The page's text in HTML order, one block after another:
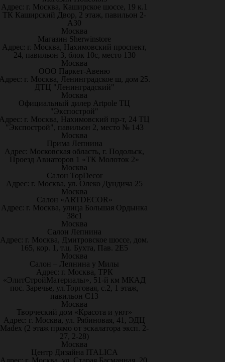
Адрес: г. Москва, Каширское шоссе, 19 к.1
ТК Каширский Двор, 2 этаж, павильон 2-
А30
Москва
Магазин Sherwinstore
Адрес: г. Москва, Нахимовский проспект,
24, павильон 3, блок 10с, место 130
Москва
ООО Паркет-Авeню
г. Москва, Ленинградское ш, дом 25.
ДТЦ "Ленинградский"
Москва
Официальный дилер Artpole ТЦ
"Экспострой"
г. Москва, Нахимовский пр-т, 24 ТЦ
"Экспострой", павильон 2, место № 143
Москва
Прима Лепнина
Адрес: Московская область, г. Подольск,
Проезд Авиаторов 1 «ТК Молоток 2»
Москва
Салон TopDecor
Адрес: г. Москва, ул. Олеко Дундича 25
Москва
Салон «ARTDECOR»
Адрес: г. Москва, улица Большая Ордынка
38с1
Москва
Салон Лепнина
Адрес: г. Москва, Дмитровское шоссе, дом.
165, кор. 1, т.ц. Бухта, Пав. 2Е5
Москва
Салон – Лепнина у Милы
Адрес: г. Москва, ТРК
«ЭлитСтройМатериалы», 51-й км МКАД
пос. Заречье, ул.Торговая, с.2, 1 этаж,
павильон С13
Москва
Творческий дом «Красота и уют»
Адрес: г. Москва, ул. Рябиновая, 41, ЭДЦ
Madex (2 этаж прямо от эскалатора эксп. 2-
27, 2-28)
Москва
Центр Дизайна ITALICA
Адрес: г. Москва, ул. Старая Басманная, 20,